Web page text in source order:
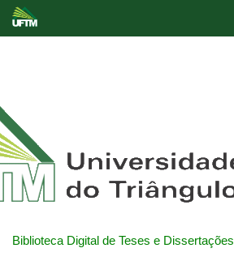
Biblioteca Digital de Teses e Dissertações